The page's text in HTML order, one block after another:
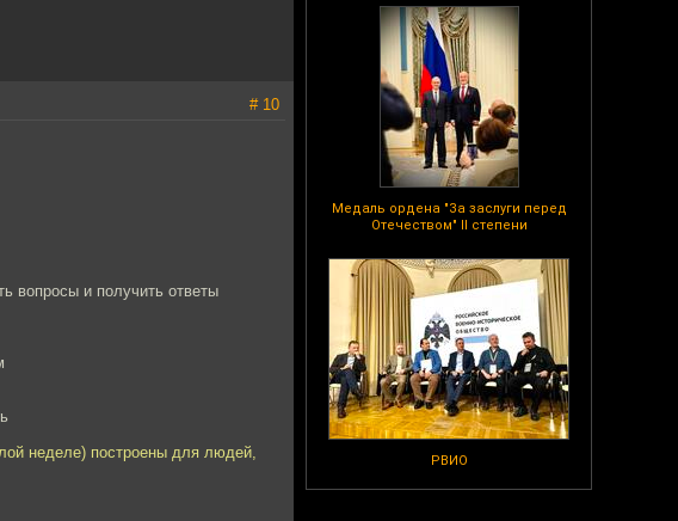
Медаль ордена "За заслуги перед
Отечеством" II степени
РВИО
# 10
вопросы и получить ответы
неделе) построены для людей,